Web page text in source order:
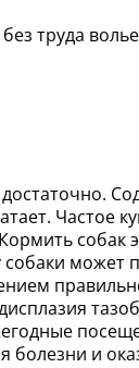
труда
может
болезни и